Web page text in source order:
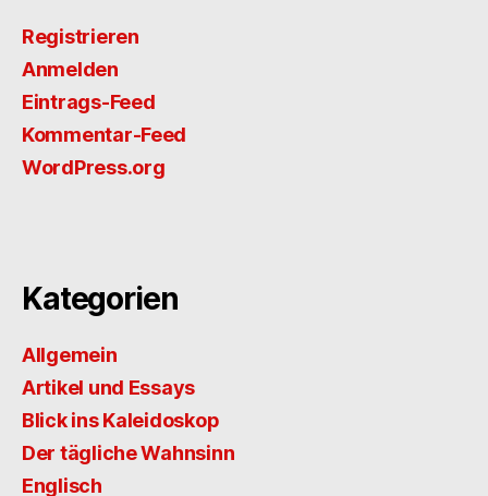
Registrieren
Anmelden
Eintrags-Feed
Kommentar-Feed
WordPress.org
Kategorien
Allgemein
Artikel und Essays
Blick ins Kaleidoskop
Der tägliche Wahnsinn
Englisch